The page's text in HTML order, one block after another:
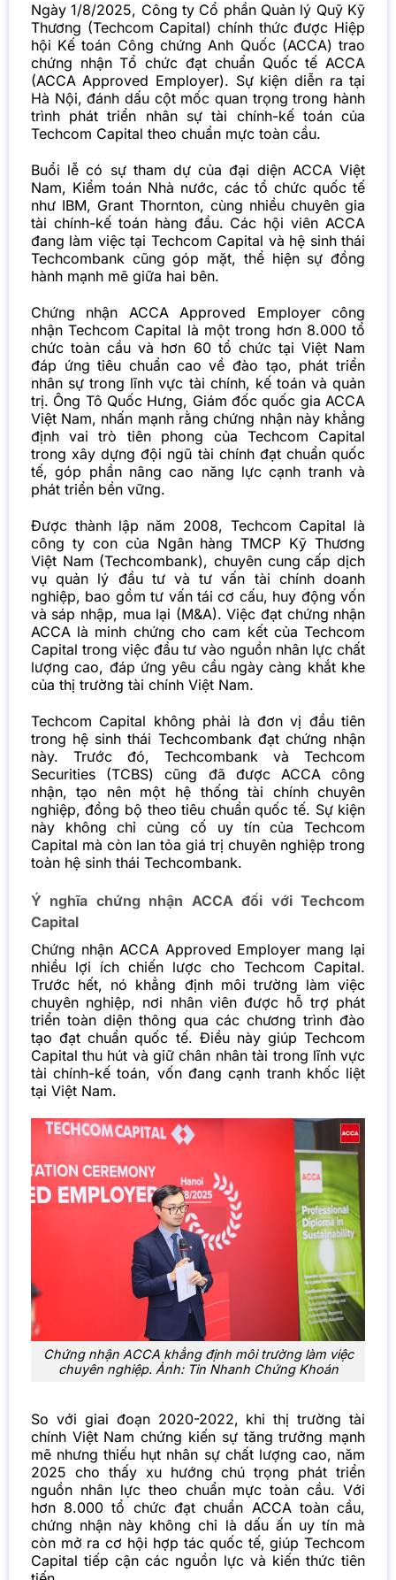
Ngày 1/8/2025, Công ty Cổ phần Quản lý Quỹ Kỹ
Thương (Techcom Capital) chính thức được Hiệp
hội Kế toán Công chứng Anh Quốc (ACCA) trao
chứng nhận Tổ chức đạt chuẩn Quốc tế ACCA
(ACCA Approved Employer). Sự kiện diễn ra tại
Hà Nội, đánh dấu cột mốc quan trọng trong hành
trình phát triển nhân sự tài chính-kế toán của
Techcom Capital theo chuẩn mực toàn cầu.
Buổi lễ có sự tham dự của đại diện ACCA Việt
Nam, Kiểm toán Nhà nước, các tổ chức quốc tế
như IBM, Grant Thornton, cùng nhiều chuyên gia
tài chính-kế toán hàng đầu. Các hội viên ACCA
đang làm việc tại Techcom Capital và hệ sinh thái
Techcombank cũng góp mặt, thể hiện sự đồng
hành mạnh mẽ giữa hai bên.
Chứng nhận ACCA Approved Employer công
nhận Techcom Capital là một trong hơn 8.000 tổ
chức toàn cầu và hơn 60 tổ chức tại Việt Nam
đáp ứng tiêu chuẩn cao về đào tạo, phát triển
nhân sự trong lĩnh vực tài chính, kế toán và quản
trị. Ông Tô Quốc Hưng, Giám đốc quốc gia ACCA
Việt Nam, nhấn mạnh rằng chứng nhận này khẳng
định vai trò tiên phong của Techcom Capital
trong xây dựng đội ngũ tài chính đạt chuẩn quốc
tế, góp phần nâng cao năng lực cạnh tranh và
phát triển bền vững.
Được thành lập năm 2008, Techcom Capital là
công ty con của Ngân hàng TMCP Kỹ Thương
Việt Nam (Techcombank), chuyên cung cấp dịch
vụ quản lý đầu tư và tư vấn tài chính doanh
nghiệp, bao gồm tư vấn tái cơ cấu, huy động vốn
và sáp nhập, mua lại (M&A). Việc đạt chứng nhận
ACCA là minh chứng cho cam kết của Techcom
Capital trong việc đầu tư vào nguồn nhân lực chất
lượng cao, đáp ứng yêu cầu ngày càng khắt khe
của thị trường tài chính Việt Nam.
Techcom Capital không phải là đơn vị đầu tiên
trong hệ sinh thái Techcombank đạt chứng nhận
này. Trước đó, Techcombank và Techcom
Securities (TCBS) cũng đã được ACCA công
nhận, tạo nên một hệ thống tài chính chuyên
nghiệp, đồng bộ theo tiêu chuẩn quốc tế. Sự kiện
này không chỉ củng cố uy tín của Techcom
Capital mà còn lan tỏa giá trị chuyên nghiệp trong
toàn hệ sinh thái Techcombank.
Ý nghĩa chứng nhận ACCA đối với Techcom
Capital
Chứng nhận ACCA Approved Employer mang lại
nhiều lợi ích chiến lược cho Techcom Capital.
Trước hết, nó khẳng định môi trường làm việc
chuyên nghiệp, nơi nhân viên được hỗ trợ phát
triển toàn diện thông qua các chương trình đào
tạo đạt chuẩn quốc tế. Điều này giúp Techcom
Capital thu hút và giữ chân nhân tài trong lĩnh vực
tài chính-kế toán, vốn đang cạnh tranh khốc liệt
tại Việt Nam.
Chứng nhận ACCA khẳng định môi trường làm việc
chuyên nghiệp. Ảnh: Tin Nhanh Chứng Khoán
So với giai đoạn 2020-2022, khi thị trường tài
chính Việt Nam chứng kiến sự tăng trưởng mạnh
mẽ nhưng thiếu hụt nhân sự chất lượng cao, năm
2025 cho thấy xu hướng chú trọng phát triển
nguồn nhân lực theo chuẩn mực toàn cầu. Với
hơn 8.000 tổ chức đạt chuẩn ACCA toàn cầu,
chứng nhận này không chỉ là dấu ấn uy tín mà
còn mở ra cơ hội hợp tác quốc tế, giúp Techcom
Capital tiếp cận các nguồn lực và kiến thức tiên